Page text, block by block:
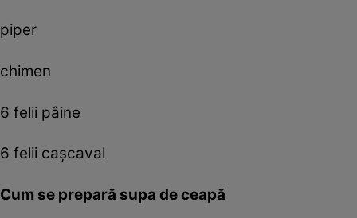
piper
chimen
6 felii pâine
6 felii caşcaval
Cum se prepară supa de ceapă